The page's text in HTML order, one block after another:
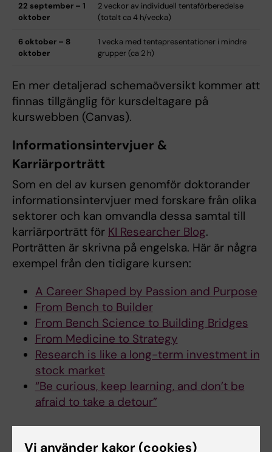
22 september – 1
oktober
2 veckor av individuell tentaförberedelse
(totalt ca 4 h/vecka)
6 oktober – 8
oktober
1 vecka med tentapresentationer i mindre
grupper (ca 2 h)
En mer detaljerad schemaöversikt kommer att
finnas tillgänglig för kursdeltagare på
kurswebben (Canvas).
Informationsintervjuer &
Karriärporträtt
Som en del av kursen genomför doktorander
informationsintervjuer med forskare från olika
sektorer och kan omvandla dessa samtal till
karriärporträtt för KI Researcher Blog.
Porträtten är skrivna på engelska. Här är några
exempel från den tidigare kursen:
A Career Shaped by Passion and Purpose
From Bench to Builder
From Bench Science to Building Bridges
From Medicine to Strategy
Research is like a long-term investment in
stock market
“Be curious, keep learning, and don’t be
afraid to take a detour”
Kontakt
Vi använder kakor (cookies)